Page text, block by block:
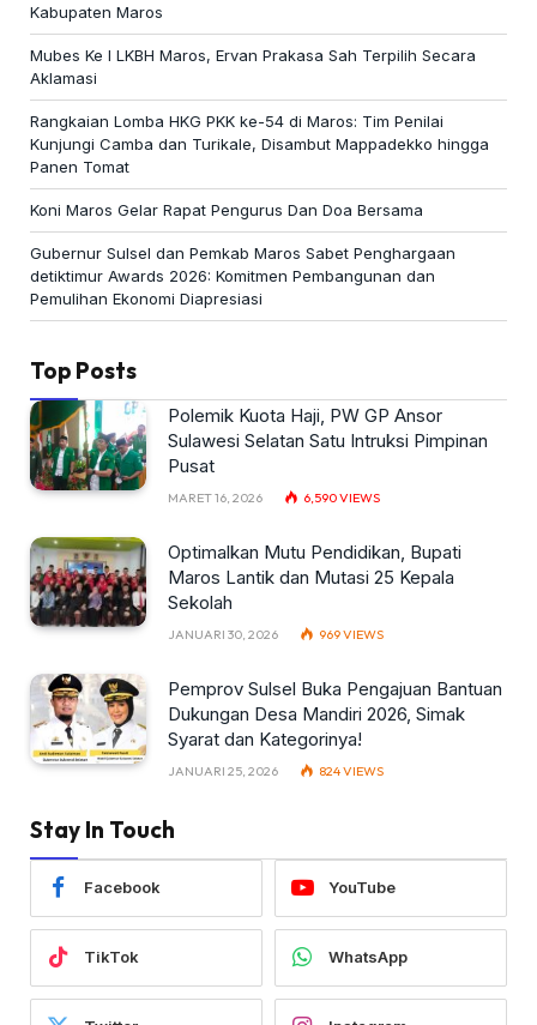
Kabupaten Maros
Mubes Ke I LKBH Maros, Ervan Prakasa Sah Terpilih Secara
Aklamasi
Rangkaian Lomba HKG PKK ke-54 di Maros: Tim Penilai
Kunjungi Camba dan Turikale, Disambut Mappadekko hingga
Panen Tomat
Koni Maros Gelar Rapat Pengurus Dan Doa Bersama
Gubernur Sulsel dan Pemkab Maros Sabet Penghargaan
detiktimur Awards 2026: Komitmen Pembangunan dan
Pemulihan Ekonomi Diapresiasi
Top Posts
Polemik Kuota Haji, PW GP Ansor
Sulawesi Selatan Satu Intruksi Pimpinan
Pusat
MARET 16, 2026 6,590VIEWS
Optimalkan Mutu Pendidikan, Bupati
Maros Lantik dan Mutasi 25 Kepala
Sekolah
JANUARI 30, 2026 969VIEWS
Pemprov Sulsel Buka Pengajuan Bantuan
Dukungan Desa Mandiri 2026, Simak
Syarat dan Kategorinya!
JANUARI 25, 2026 824VIEWS
Stay In Touch
Facebook YouTube
TikTok WhatsApp